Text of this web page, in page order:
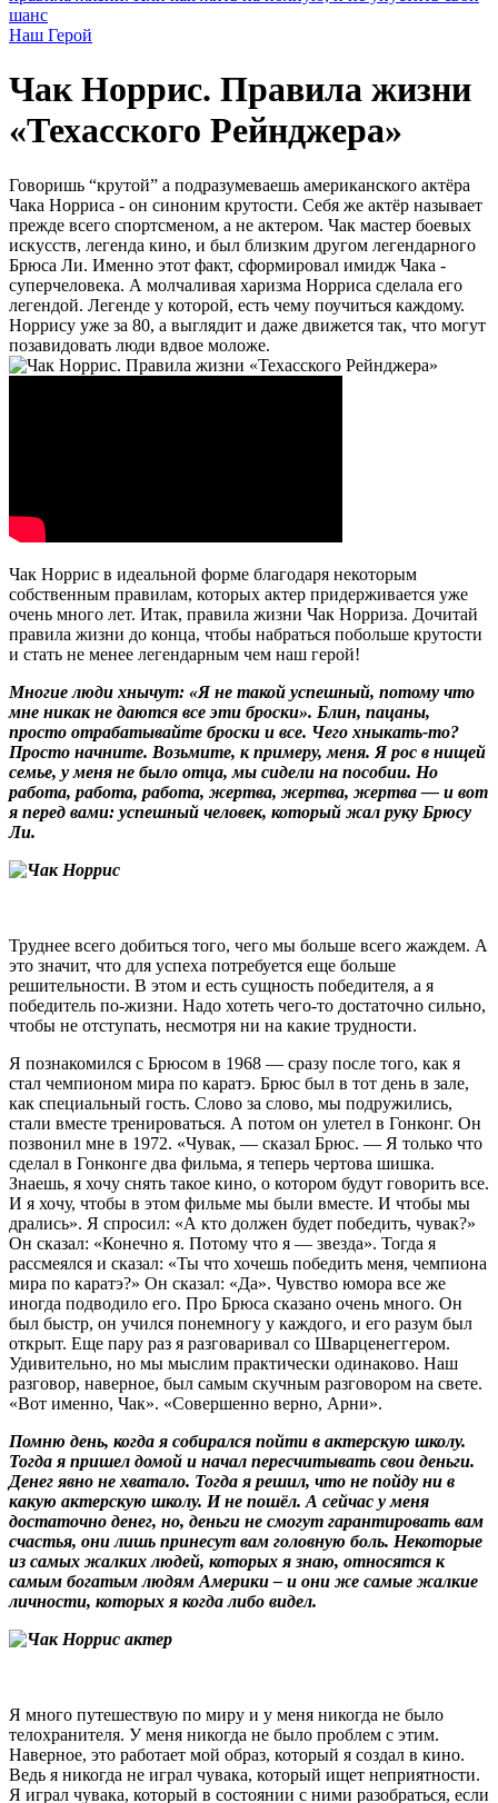
шанс
Наш Герой
Чак Норрис. Правила жизни
«Техасского Рейнджера»
Говоришь “крутой” а подразумеваешь американского актёра
Чака Норриса - он синоним крутости. Себя же актёр называет
прежде всего спортсменом, а не актером. Чак мастер боевых
искусств, легенда кино, и был близким другом легендарного
Брюса Ли. Именно этот факт, сформировал имидж Чака -
суперчеловека. А молчаливая харизма Норриса сделала его
легендой. Легенде у которой, есть чему поучиться каждому.
Норрису уже за 80, а выглядит и даже движется так, что могут
позавидовать люди вдвое моложе.
Чак Норрис в идеальной форме благодаря некоторым
собственным правилам, которых актер придерживается уже
очень много лет. Итак, правила жизни Чак Норриза. Дочитай
правила жизни до конца, чтобы набраться побольше крутости
и стать не менее легендарным чем наш герой!
Многие люди хнычут: «Я не такой успешный, потому что
мне никак не даются все эти броски». Блин, пацаны,
просто отрабатывайте броски и все. Чего хныкать-то?
Просто начните. Возьмите, к примеру, меня. Я рос в нищей
семье, у меня не было отца, мы сидели на пособии. Но
работа, работа, работа, жертва, жертва, жертва — и вот
я перед вами: успешный человек, который жал руку Брюсу
Ли.
Труднее всего добиться того, чего мы больше всего жаждем. А
это значит, что для успеха потребуется еще больше
решительности. В этом и есть сущность победителя, а я
победитель по-жизни. Надо хотеть чего-то достаточно сильно,
чтобы не отступать, несмотря ни на какие трудности.
Я познакомился с Брюсом в 1968 — сразу после того, как я
стал чемпионом мира по каратэ. Брюс был в тот день в зале,
как специальный гость. Слово за слово, мы подружились,
стали вместе тренироваться. А потом он улетел в Гонконг. Он
позвонил мне в 1972. «Чувак, — сказал Брюс. — Я только что
сделал в Гонконге два фильма, я теперь чертова шишка.
Знаешь, я хочу снять такое кино, о котором будут говорить все.
И я хочу, чтобы в этом фильме мы были вместе. И чтобы мы
дрались». Я спросил: «А кто должен будет победить, чувак?»
Он сказал: «Конечно я. Потому что я — звезда». Тогда я
рассмеялся и сказал: «Ты что хочешь победить меня, чемпиона
мира по каратэ?» Он сказал: «Да». Чувство юмора все же
иногда подводило его. Про Брюса сказано очень много. Он
был быстр, он учился понемногу у каждого, и его разум был
открыт. Еще пару раз я разговаривал со Шварценеггером.
Удивительно, но мы мыслим практически одинаково. Наш
разговор, наверное, был самым скучным разговором на свете.
«Вот именно, Чак». «Совершенно верно, Арни».
Помню день, когда я собирался пойти в актерскую школу.
Тогда я пришел домой и начал пересчитывать свои деньги.
Денег явно не хватало. Тогда я решил, что не пойду ни в
какую актерскую школу. И не пошёл. А сейчас у меня
достаточно денег, но, деньги не смогут гарантировать вам
счастья, они лишь принесут вам головную боль. Некоторые
из самых жалких людей, которых я знаю, относятся к
самым богатым людям Америки – и они же самые жалкие
личности, которых я когда либо видел.
Я много путешествую по миру и у меня никогда не было
телохранителя. У меня никогда не было проблем с этим.
Наверное, это работает мой образ, который я создал в кино.
Ведь я никогда не играл чувака, который ищет неприятности.
Я играл чувака, который в состоянии с ними разобраться, если